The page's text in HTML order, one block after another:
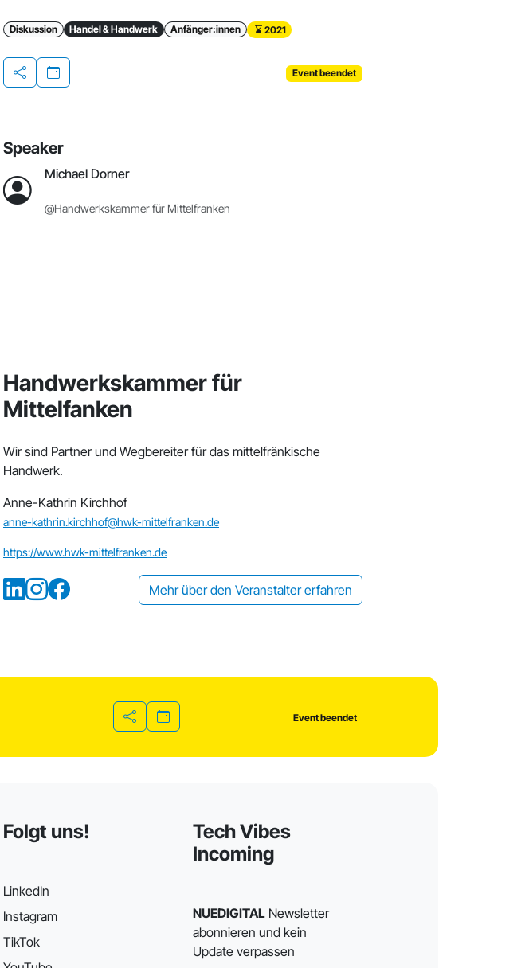
Diskussion Handel & Handwerk Anfänger:innen 2021
Teilen
Event beendet
Speaker
Michael Dorner
@Handwerkskammer für Mittelfranken
Handwerkskammer für
Mittelfanken
Wir sind Partner und Wegbereiter für das mittelfränkische
Handwerk.
Anne-Kathrin Kirchhof
anne-kathrin.kirchhof@hwk-mittelfranken.de
https://www.hwk-mittelfranken.de
Mehr über den Veranstalter erfahren
Teilen
Event beendet
Folgt uns!
LinkedIn
Instagram
TikTok
Tech Vibes
Incoming
NUEDIGITALNewsletter
abonnieren und kein
Update verpassen